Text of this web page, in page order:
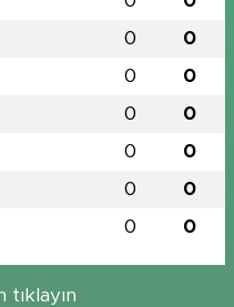
0 0
0 0
0 0
0 0
0 0
0 0
tıklayın